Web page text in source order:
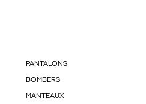
PANTALONS
BOMBERS
MANTEAUX